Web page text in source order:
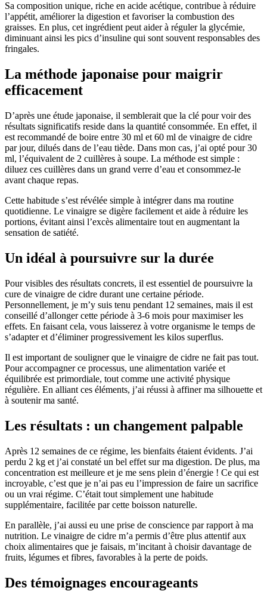
Sa composition unique, riche en acide acétique, contribue à réduire
l’appétit, améliorer la digestion et favoriser la combustion des
graisses. En plus, cet ingrédient peut aider à réguler la glycémie,
diminuant ainsi les pics d’insuline qui sont souvent responsables des
fringales.
La méthode japonaise pour maigrir
efficacement
D’après une étude japonaise, il semblerait que la clé pour voir des
résultats significatifs reside dans la quantité consommée. En effet, il
est recommandé de boire entre 30 ml et 60 ml de vinaigre de cidre
par jour, dilués dans de l’eau tiède. Dans mon cas, j’ai opté pour 30
ml, l’équivalent de 2 cuillères à soupe. La méthode est simple :
diluez ces cuillères dans un grand verre d’eau et consommez-le
avant chaque repas.
Cette habitude s’est révélée simple à intégrer dans ma routine
quotidienne. Le vinaigre se digère facilement et aide à réduire les
portions, évitant ainsi l’excès alimentaire tout en augmentant la
sensation de satiété.
Un idéal à poursuivre sur la durée
Pour visibles des résultats concrets, il est essentiel de poursuivre la
cure de vinaigre de cidre durant une certaine période.
Personnellement, je m’y suis tenu pendant 12 semaines, mais il est
conseillé d’allonger cette période à 3-6 mois pour maximiser les
effets. En faisant cela, vous laisserez à votre organisme le temps de
s’adapter et d’éliminer progressivement les kilos superflus.
Il est important de souligner que le vinaigre de cidre ne fait pas tout.
Pour accompagner ce processus, une alimentation variée et
équilibrée est primordiale, tout comme une activité physique
régulière. En alliant ces éléments, j’ai réussi à affiner ma silhouette et
à soutenir ma santé.
Les résultats : un changement palpable
Après 12 semaines de ce régime, les bienfaits étaient évidents. J’ai
perdu 2 kg et j’ai constaté un bel effet sur ma digestion. De plus, ma
concentration est meilleure et je me sens plein d’énergie ! Ce qui est
incroyable, c’est que je n’ai pas eu l’impression de faire un sacrifice
ou un vrai régime. C’était tout simplement une habitude
supplémentaire, facilitée par cette boisson naturelle.
En parallèle, j’ai aussi eu une prise de conscience par rapport à ma
nutrition. Le vinaigre de cidre m’a permis d’être plus attentif aux
choix alimentaires que je faisais, m’incitant à choisir davantage de
fruits, légumes et fibres, favorables à la perte de poids.
Des témoignages encourageants